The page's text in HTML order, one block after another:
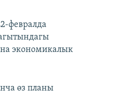
февралда
экономикалык
өз планы